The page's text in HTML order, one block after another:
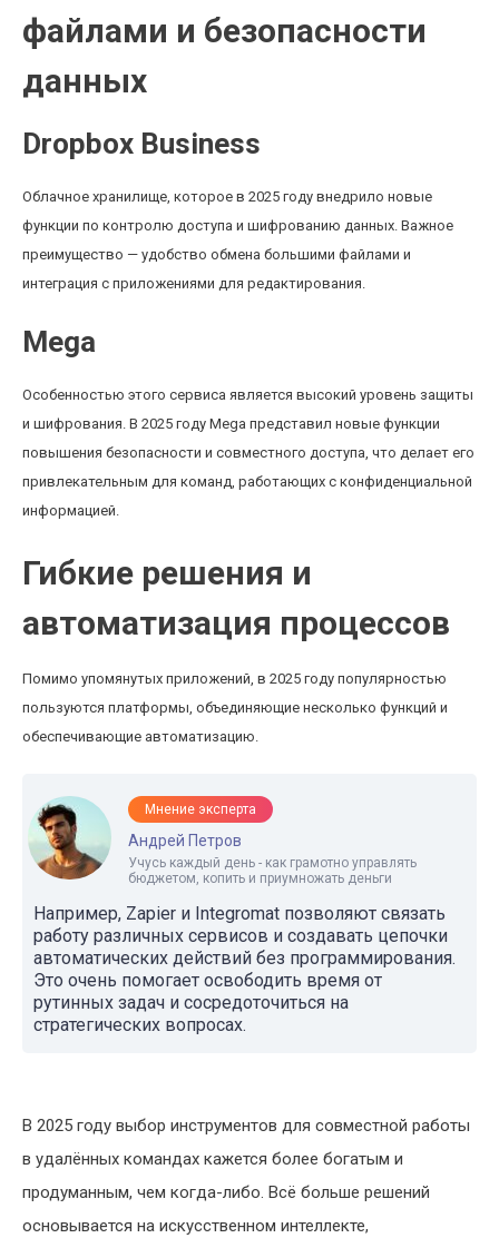
файлами и безопасности
данных
Dropbox Business
Облачное хранилище, которое в 2025 году внедрило новые
функции по контролю доступа и шифрованию данных. Важное
преимущество — удобство обмена большими файлами и
интеграция с приложениями для редактирования.
Mega
Особенностью этого сервиса является высокий уровень защиты
и шифрования. В 2025 году Mega представил новые функции
повышения безопасности и совместного доступа, что делает его
привлекательным для команд, работающих с конфиденциальной
информацией.
Гибкие решения и
автоматизация процессов
Помимо упомянутых приложений, в 2025 году популярностью
пользуются платформы, объединяющие несколько функций и
обеспечивающие автоматизацию.
Мнение эксперта
Андрей Петров
Учусь каждый день - как грамотно управлять
бюджетом, копить и приумножать деньги
Например, Zapier и Integromat позволяют связать
работу различных сервисов и создавать цепочки
автоматических действий без программирования.
Это очень помогает освободить время от
рутинных задач и сосредоточиться на
стратегических вопросах.
В 2025 году выбор инструментов для совместной работы
в удалённых командах кажется более богатым и
продуманным, чем когда-либо. Всё больше решений
основывается на искусственном интеллекте,